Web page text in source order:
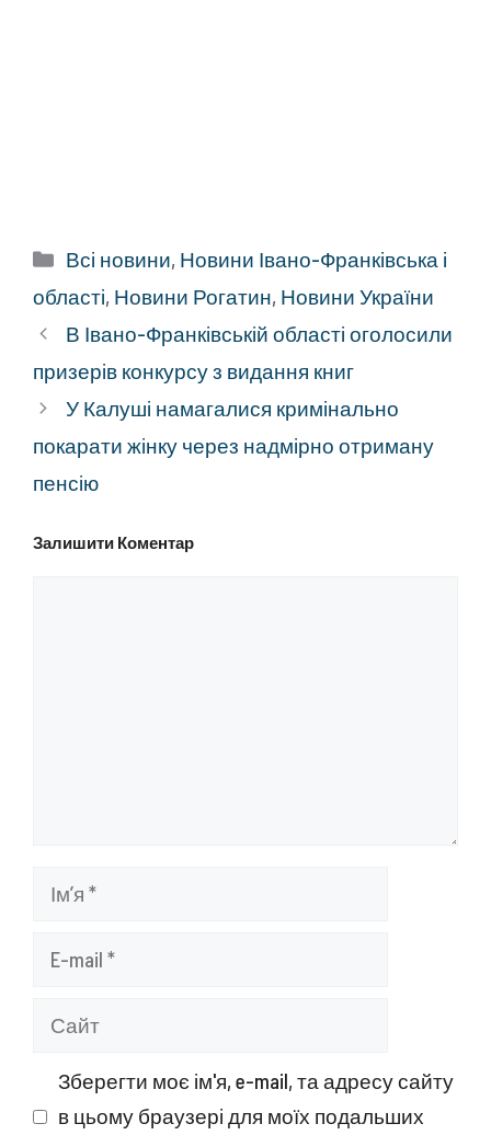
Категорії
Всі новини, Новини Івано-Франківська і
області, Новини Рогатин, Новини України
В Івано-Франківській області оголосили
призерів конкурсу з видання книг
У Калуші намагалися кримінально
покарати жінку через надмірно отриману
пенсію
Залишити Коментар
Ім’я
Сайт
Зберегти моє ім'я, e-mail, та адресу сайту
в цьому браузері для моїх подальших